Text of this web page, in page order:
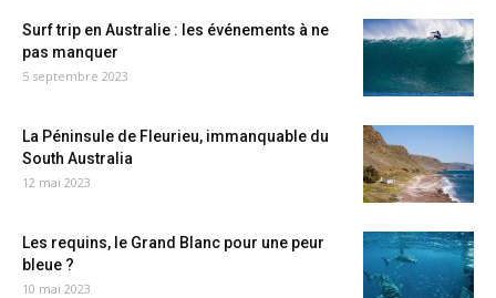
Surf trip en Australie : les événements à ne
pas manquer
5 septembre 2023
La Péninsule de Fleurieu, immanquable du
South Australia
12 mai 2023
Les requins, le Grand Blanc pour une peur
bleue ?
10 mai 2023